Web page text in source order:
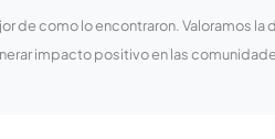
de como lo encontraron. Valoramos
impacto positivo en las